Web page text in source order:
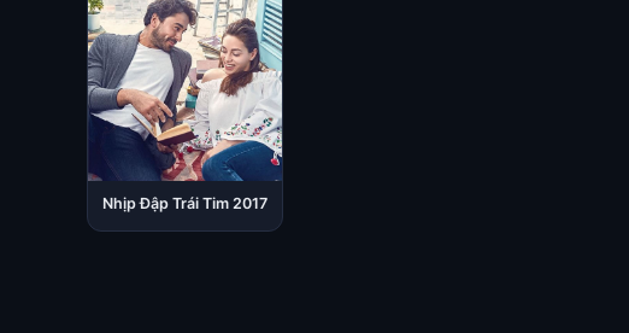
Nhịp Đập Trái Tim 2017